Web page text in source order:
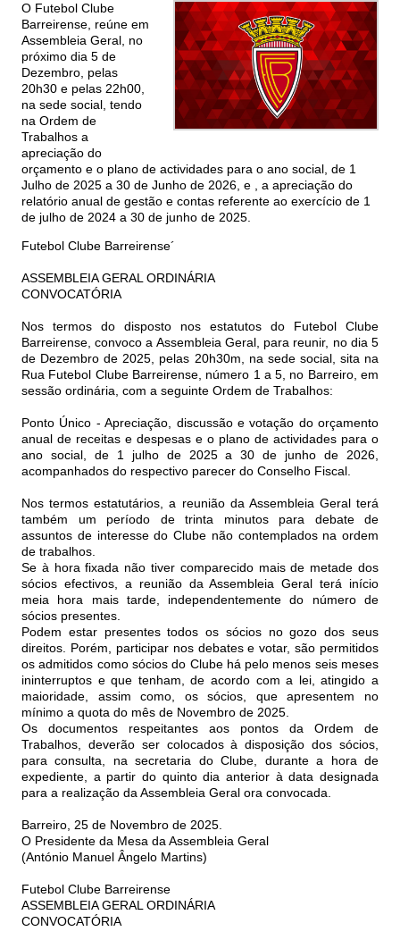
O Futebol Clube
Barreirense, reúne em
Assembleia Geral, no
próximo dia 5 de
Dezembro, pelas
20h30 e pelas 22h00,
na sede social, tendo
na Ordem de
Trabalhos a
apreciação do
orçamento e o plano de actividades para o ano social, de 1
Julho de 2025 a 30 de Junho de 2026, e , a apreciação do
relatório anual de gestão e contas referente ao exercício de 1
de julho de 2024 a 30 de junho de 2025.
Futebol Clube Barreirense´
ASSEMBLEIA GERAL ORDINÁRIA
CONVOCATÓRIA
Nos termos do disposto nos estatutos do Futebol Clube
Barreirense, convoco a Assembleia Geral, para reunir, no dia 5
de Dezembro de 2025, pelas 20h30m, na sede social, sita na
Rua Futebol Clube Barreirense, número 1 a 5, no Barreiro, em
sessão ordinária, com a seguinte Ordem de Trabalhos:
Ponto Único - Apreciação, discussão e votação do orçamento
anual de receitas e despesas e o plano de actividades para o
ano social, de 1 julho de 2025 a 30 de junho de 2026,
acompanhados do respectivo parecer do Conselho Fiscal.
Nos termos estatutários, a reunião da Assembleia Geral terá
também um período de trinta minutos para debate de
assuntos de interesse do Clube não contemplados na ordem
de trabalhos.
Se à hora fixada não tiver comparecido mais de metade dos
sócios efectivos, a reunião da Assembleia Geral terá início
meia hora mais tarde, independentemente do número de
sócios presentes.
Podem estar presentes todos os sócios no gozo dos seus
direitos. Porém, participar nos debates e votar, são permitidos
os admitidos como sócios do Clube há pelo menos seis meses
ininterruptos e que tenham, de acordo com a lei, atingido a
maioridade, assim como, os sócios, que apresentem no
mínimo a quota do mês de Novembro de 2025.
Os documentos respeitantes aos pontos da Ordem de
Trabalhos, deverão ser colocados à disposição dos sócios,
para consulta, na secretaria do Clube, durante a hora de
expediente, a partir do quinto dia anterior à data designada
para a realização da Assembleia Geral ora convocada.
Barreiro, 25 de Novembro de 2025.
O Presidente da Mesa da Assembleia Geral
(António Manuel Ângelo Martins)
Futebol Clube Barreirense
ASSEMBLEIA GERAL ORDINÁRIA
CONVOCATÓRIA